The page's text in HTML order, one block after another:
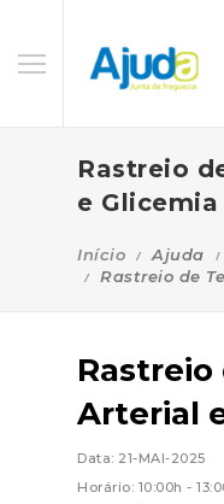
Rastreio
e Glicemia
Início Ajuda
Rastreio de
Rastreio
Arterial
Data: 21-MAI-2025
Horário: 10:00h -